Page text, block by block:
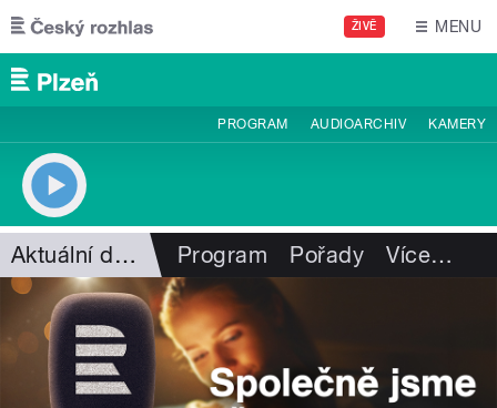
Přejít k hlavnímu obsahu
ŽIVĚ MENU
PROGRAM AUDIOARCHIV KAMERY
Aktuální dění Program Pořady Více…